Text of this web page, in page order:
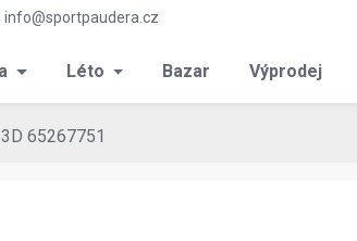
info@sportpaudera.cz
Léto Bazar Výprodej
65267751